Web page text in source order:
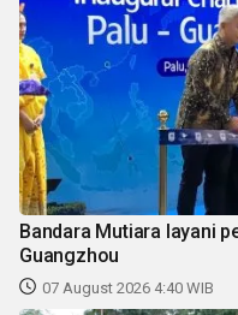
Bandara Mutiara layani
Guangzhou
07 August 2026 4:40 WIB